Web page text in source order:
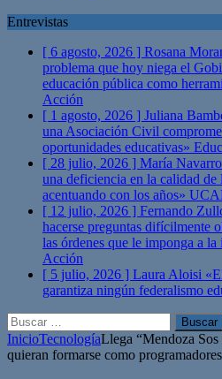
Entrevistas
[ 6 agosto, 2026 ] Rosana
problema que hoy niega el
educación pública como
Acción
[ 1 agosto, 2026 ] Juliana
una Asociación Civil
oportunidades educativas»
[ 28 julio, 2026 ] María
una deficiencia en la calidad de
acentuando con los años»
[ 12 julio, 2026 ] Fernando
hacerse preguntas difícilmente
las órdenes que le imponga a
Acción
[ 5 julio, 2026 ] Laura Aloisi
garantiza ningún federalismo
Buscar:
InicioTecnologíaLlega “Mendoza Sos
quieran formarse como